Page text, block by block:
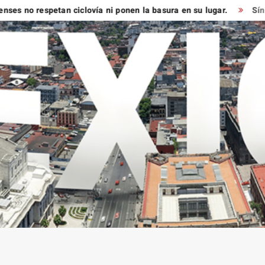
respetan ciclovía ni ponen la basura en su lugar. Síndico